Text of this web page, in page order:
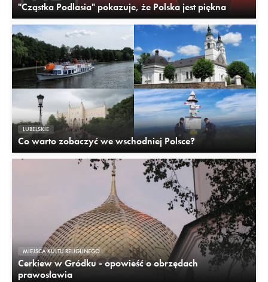
"Cząstka Podlasia" pokazuje, że Polska jest piękna
LUBELSKIE
Co warto zobaczyć we wschodniej Polsce?
MIEJSCA KULTU RELIGIJNEGO
Cerkiew w Gródku - opowieść o obrzędach
prawosławia